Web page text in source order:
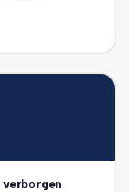
verborgen